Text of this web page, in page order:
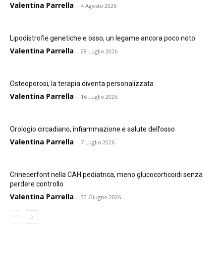
Valentina Parrella - 4 Agosto 2026
Lipodistrofie genetiche e osso, un legame ancora poco noto
Valentina Parrella - 28 Luglio 2026
Osteoporosi, la terapia diventa personalizzata
Valentina Parrella - 16 Luglio 2026
Orologio circadiano, infiammazione e salute dell’osso
Valentina Parrella - 7 Luglio 2026
Crinecerfont nella CAH pediatrica, meno glucocorticoidi senza
perdere controllo
Valentina Parrella - 30 Giugno 2026